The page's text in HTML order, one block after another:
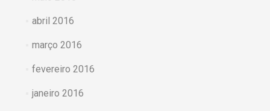
abril 2016
março 2016
fevereiro 2016
janeiro 2016